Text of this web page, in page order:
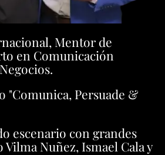
Mentor de
en Comunicación
"Comunica, Persuade &
escenario con grandes
Nuñez, Ismael Cala y